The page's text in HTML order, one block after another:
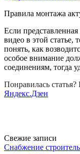
Правила монтажа
Если
видео в этой
понять, как
особое внимание
соединениям, тогда
Понравилась
Яндекс.Дзен
Свежие записи
Снабжение